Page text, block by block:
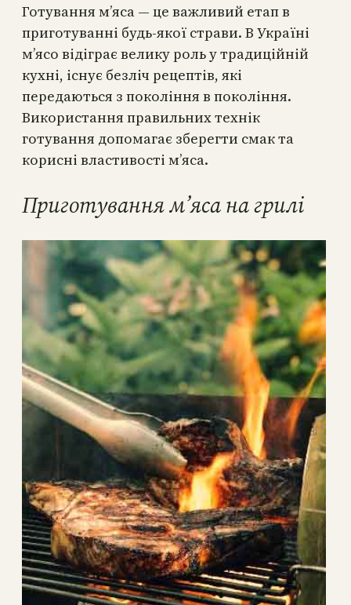
Готування м’яса — це важливий етап в
приготуванні будь-якої страви. В Україні
м’ясо відіграє велику роль у традиційній
кухні, існує безліч рецептів, які
передаються з покоління в покоління.
Використання правильних технік
готування допомагає зберегти смак та
корисні властивості м’яса.
Приготування м’яса на грилі